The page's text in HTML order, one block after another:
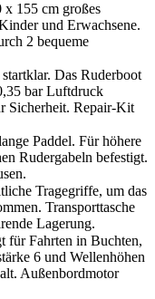
x 155 cm großes
und Erwachsene.
2 bequeme
Das Ruderboot
bar Luftdruck
Sicherheit. Repair-Kit
Paddel. Für höhere
Rudergabeln befestigt.
Tragegriffe, um das
Transporttasche
Lagerung.
für Fahrten in Buchten,
6 und Wellenhöhen
Außenbordmotor